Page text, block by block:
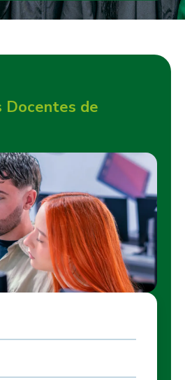
Docentes de